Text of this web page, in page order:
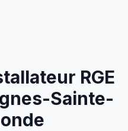
RGE
Sainte-